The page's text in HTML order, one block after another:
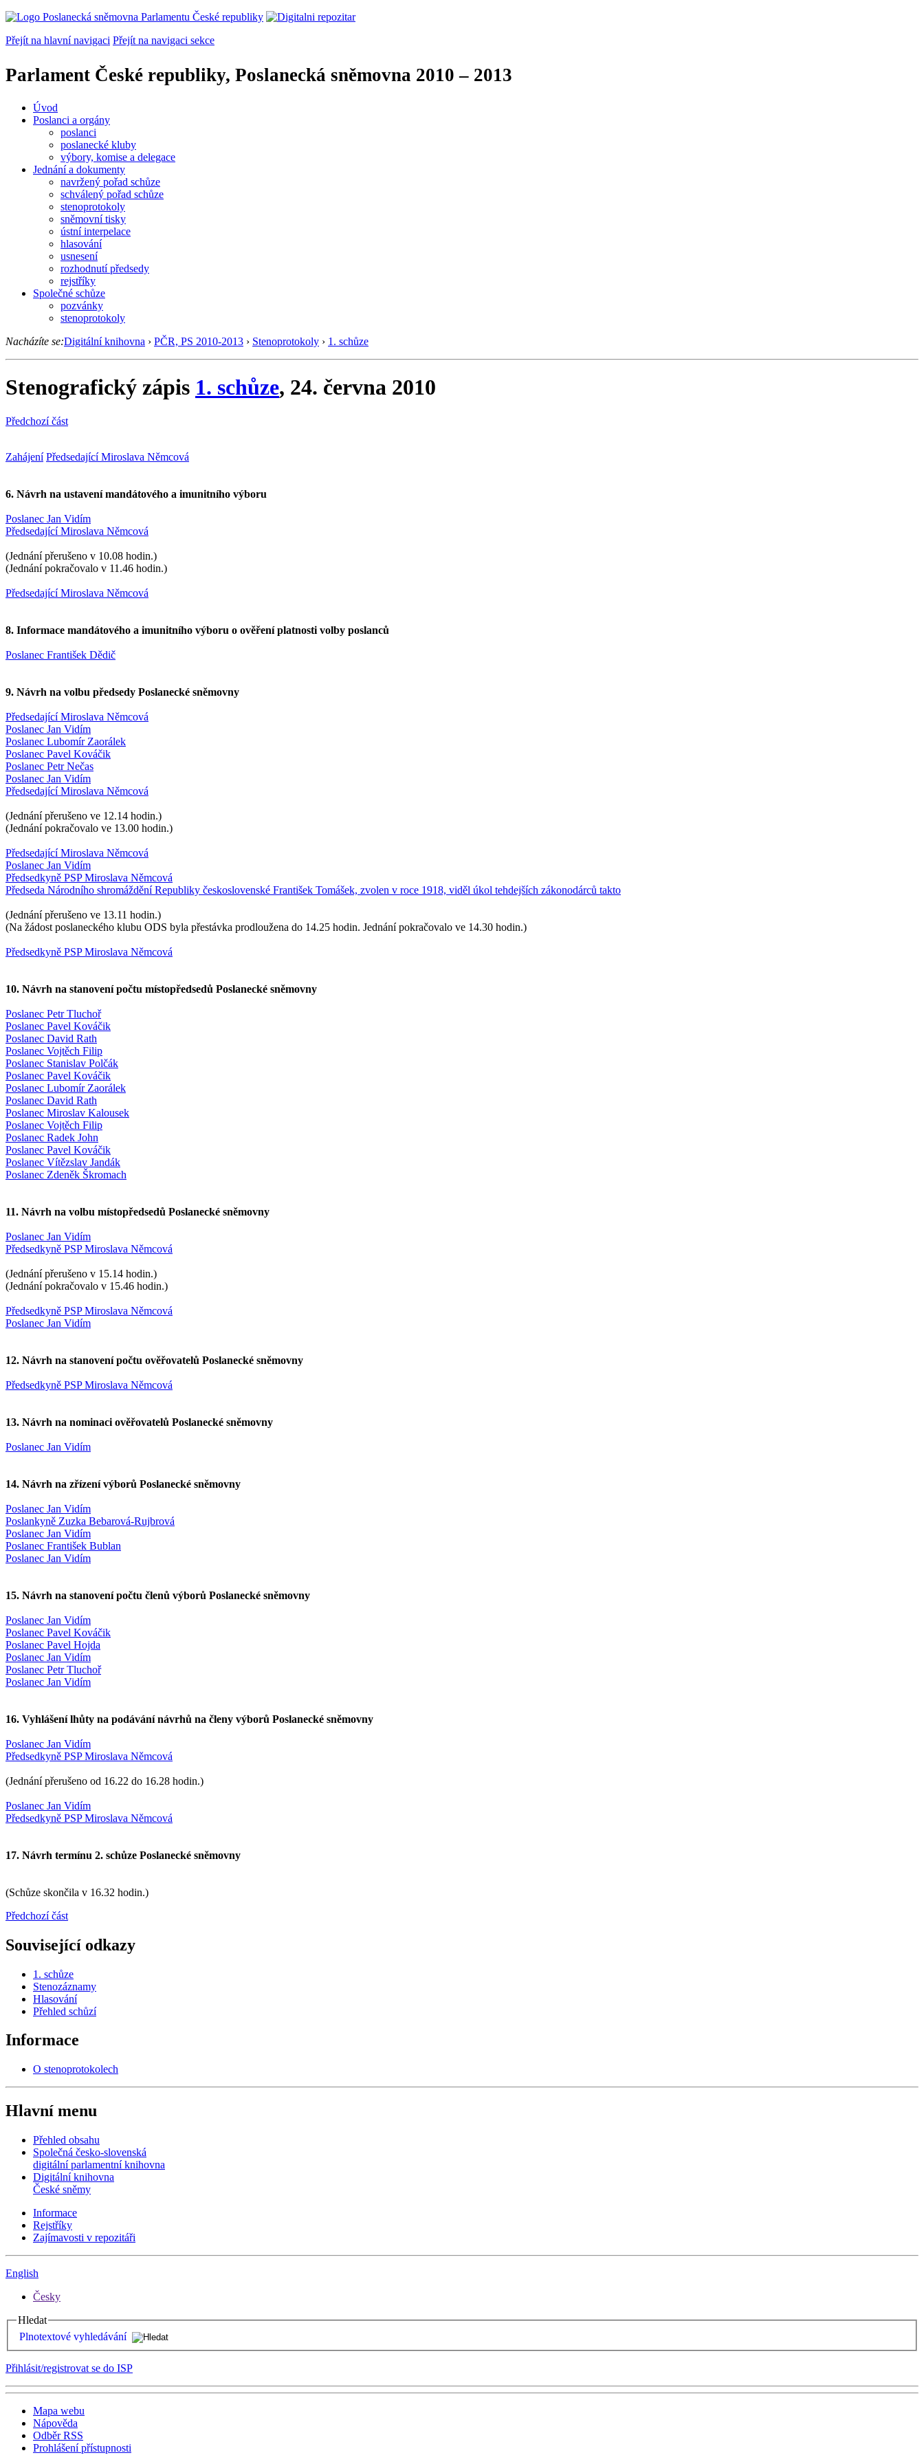
Přejít na hlavní navigaci Přejít na navigaci sekce
Parlament České republiky, Poslanecká sněmovna 2010 – 2013
Úvod
Poslanci a orgány
poslanci
poslanecké kluby
výbory, komise a delegace
Jednání a dokumenty
navržený pořad schůze
schválený pořad schůze
stenoprotokoly
sněmovní tisky
ústní interpelace
hlasování
usnesení
rozhodnutí předsedy
rejstříky
Společné schůze
pozvánky
stenoprotokoly
Nacházíte se:Digitální knihovna › PČR, PS 2010-2013 › Stenoprotokoly › 1. schůze
Stenografický zápis 1. schůze, 24. června 2010
Předchozí část
Zahájení Předsedající Miroslava Němcová
6. Návrh na ustavení mandátového a imunitního výboru
Poslanec Jan Vidím
Předsedající Miroslava Němcová
(Jednání přerušeno v 10.08 hodin.)
(Jednání pokračovalo v 11.46 hodin.)
Předsedající Miroslava Němcová
8. Informace mandátového a imunitního výboru o ověření platnosti volby poslanců
Poslanec František Dědič
9. Návrh na volbu předsedy Poslanecké sněmovny
Předsedající Miroslava Němcová
Poslanec Jan Vidím
Poslanec Lubomír Zaorálek
Poslanec Pavel Kováčik
Poslanec Petr Nečas
Poslanec Jan Vidím
Předsedající Miroslava Němcová
(Jednání přerušeno ve 12.14 hodin.)
(Jednání pokračovalo ve 13.00 hodin.)
Předsedající Miroslava Němcová
Poslanec Jan Vidím
Předsedkyně PSP Miroslava Němcová
Předseda Národního shromáždění Republiky československé František Tomášek, zvolen v roce 1918, viděl úkol tehdejších zákonodárců takto
(Jednání přerušeno ve 13.11 hodin.)
(Na žádost poslaneckého klubu ODS byla přestávka prodloužena do 14.25 hodin. Jednání pokračovalo ve 14.30 hodin.)
Předsedkyně PSP Miroslava Němcová
10. Návrh na stanovení počtu místopředsedů Poslanecké sněmovny
Poslanec Petr Tluchoř
Poslanec Pavel Kováčik
Poslanec David Rath
Poslanec Vojtěch Filip
Poslanec Stanislav Polčák
Poslanec Pavel Kováčik
Poslanec Lubomír Zaorálek
Poslanec David Rath
Poslanec Miroslav Kalousek
Poslanec Vojtěch Filip
Poslanec Radek John
Poslanec Pavel Kováčik
Poslanec Vítězslav Jandák
Poslanec Zdeněk Škromach
11. Návrh na volbu místopředsedů Poslanecké sněmovny
Poslanec Jan Vidím
Předsedkyně PSP Miroslava Němcová
(Jednání přerušeno v 15.14 hodin.)
(Jednání pokračovalo v 15.46 hodin.)
Předsedkyně PSP Miroslava Němcová
Poslanec Jan Vidím
12. Návrh na stanovení počtu ověřovatelů Poslanecké sněmovny
Předsedkyně PSP Miroslava Němcová
13. Návrh na nominaci ověřovatelů Poslanecké sněmovny
Poslanec Jan Vidím
14. Návrh na zřízení výborů Poslanecké sněmovny
Poslanec Jan Vidím
Poslankyně Zuzka Bebarová-Rujbrová
Poslanec Jan Vidím
Poslanec František Bublan
Poslanec Jan Vidím
15. Návrh na stanovení počtu členů výborů Poslanecké sněmovny
Poslanec Jan Vidím
Poslanec Pavel Kováčik
Poslanec Pavel Hojda
Poslanec Jan Vidím
Poslanec Petr Tluchoř
Poslanec Jan Vidím
16. Vyhlášení lhůty na podávání návrhů na členy výborů Poslanecké sněmovny
Poslanec Jan Vidím
Předsedkyně PSP Miroslava Němcová
(Jednání přerušeno od 16.22 do 16.28 hodin.)
Poslanec Jan Vidím
Předsedkyně PSP Miroslava Němcová
17. Návrh termínu 2. schůze Poslanecké sněmovny
(Schůze skončila v 16.32 hodin.)
Předchozí část
Související odkazy
1. schůze
Stenozáznamy
Hlasování
Přehled schůzí
Informace
O stenoprotokolech
Hlavní menu
Přehled obsahu
Společná česko-slovenská
digitální parlamentní knihovna
Digitální knihovna
České sněmy
Informace
Rejstříky
Zajímavosti v repozitáři
English
Česky
Hledat
Plnotextové vyhledávání
Přihlásit/registrovat se do ISP
Mapa webu
Nápověda
Odběr RSS
Prohlášení přístupnosti